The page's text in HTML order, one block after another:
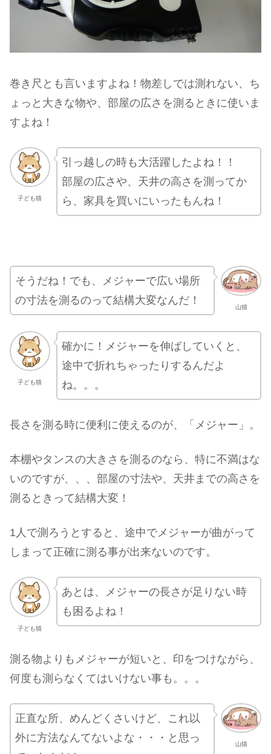
巻き尺とも言いますよね！物差しでは測れない、ち
ょっと大きな物や、部屋の広さを測るときに使いま
すよね！
子ども猫
引っ越しの時も大活躍したよね！！
部屋の広さや、天井の高さを測ってか
ら、家具を買いにいったもんね！
山猫
そうだね！でも、メジャーで広い場所
の寸法を測るのって結構大変なんだ！
子ども猫
確かに！メジャーを伸ばしていくと、
途中で折れちゃったりするんだよ
ね。。。
長さを測る時に便利に使えるのが、「メジャー」。
本棚やタンスの大きさを測るのなら、特に不満はな
いのですが、、、部屋の寸法や、天井までの高さを
測るときって結構大変！
1人で測ろうとすると、途中でメジャーが曲がって
しまって正確に測る事が出来ないのです。
子ども猫
あとは、メジャーの長さが足りない時
も困るよね！
測る物よりもメジャーが短いと、印をつけながら、
何度も測らなくてはいけない事も。。。
山猫
正直な所、めんどくさいけど、これ以
外に方法なんてないよな・・・と思っ